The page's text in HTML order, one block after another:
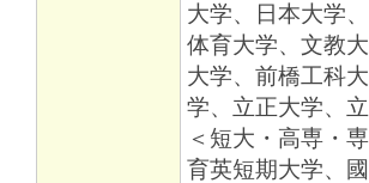
大学、日本大学
体育大学、文教
大学、前橋工科
学、立正大学、
＜短大・高専・
育英短期大学、